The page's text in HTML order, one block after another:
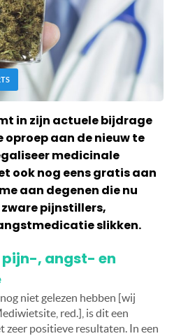
in zijn actuele bijdrage
oproep aan de nieuw te
medicinale
ook nog eens gratis aan
aan degenen die nu
pijnstillers,
slikken.
, angst- en
niet gelezen hebben [wij
red.], is dit een
zeer positieve resultaten. In een